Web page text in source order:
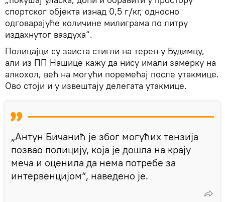
спортског објекта изнад 0,5 г/кг, односно
одговарајуће количине милиграма по литру
издахнутог ваздуха“.
Полицајци су заиста стигли на терен у Будимцу,
али из ПП Нашице кажу да нису имали замерку на
алкохол, већ на могући поремећај после утакмице.
Ово стоји и у извештају делегата утакмице.
„Антун Бичанић је због могућих тензија
позвао полицију, која је дошла на крају
меча и оценила да нема потребе за
интервенцијом“, наведено је.